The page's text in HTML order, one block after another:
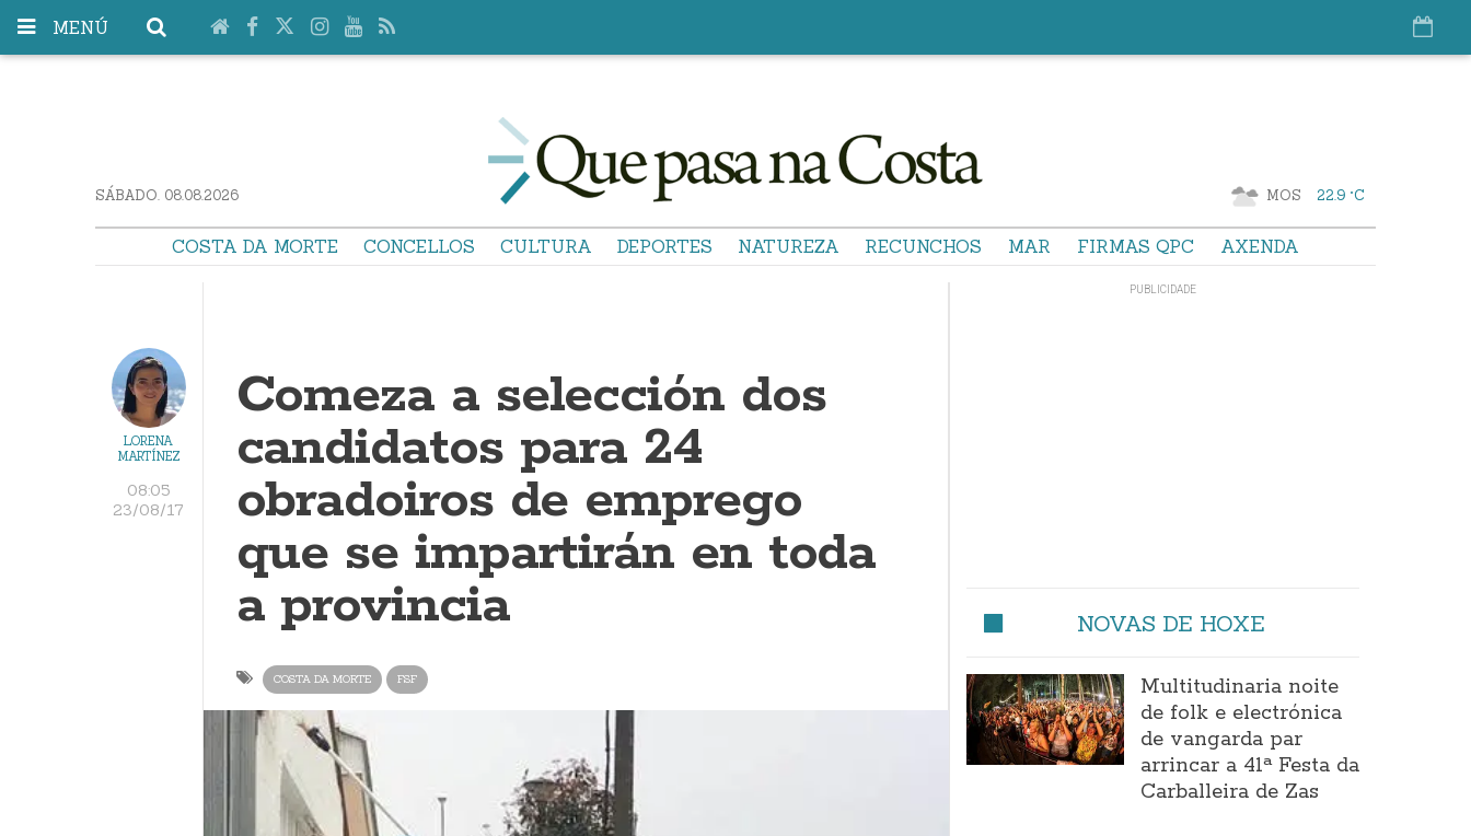
MENÚ
SÁBADO. 08.08.2026 MOS 22.9 °C
COSTA DA MORTE CONCELLOS CULTURA DEPORTES NATUREZA RECUNCHOS MAR FIRMAS QPC AXENDA
LORENA
MARTÍNEZ
08:05
23/08/17
Comeza a selección dos
candidatos para 24
obradoiros de emprego
que se impartirán en toda
a provincia
COSTA DA MORTE FSF
NOVAS DE HOXE
Multitudinaria noite
de folk e electrónica
de vangarda par
arrincar a 41ª Festa da
Carballeira de Zas